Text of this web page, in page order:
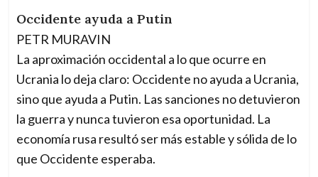
Occidente ayuda a Putin
PETR MURAVIN
La aproximación occidental a lo que ocurre en
Ucrania lo deja claro: Occidente no ayuda a Ucrania,
sino que ayuda a Putin. Las sanciones no detuvieron
la guerra y nunca tuvieron esa oportunidad. La
economía rusa resultó ser más estable y sólida de lo
que Occidente esperaba.